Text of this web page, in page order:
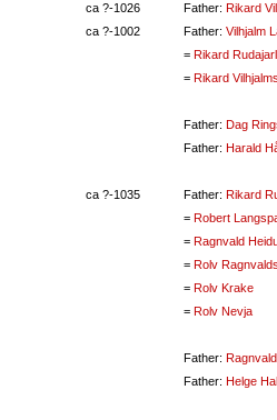
ca ?-1026 Father: Rikard
ca ?-1002 Father: Vilhjalm
= Rikard
= Rikard
Father: Dag
Father: Harald
ca ?-1035 Father: Rikard
= Robert
= Ragnvald
= Rolv
= Rolv Krake
= Rolv Nevja
Father:
Father: Helge